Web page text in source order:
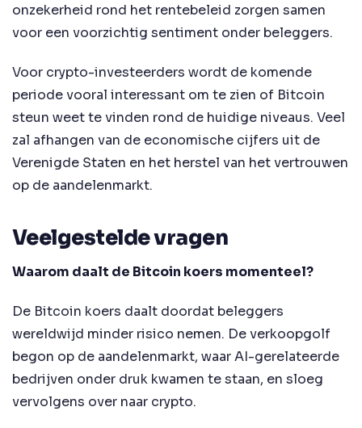
onzekerheid rond het rentebeleid zorgen samen
voor een voorzichtig sentiment onder beleggers.
Voor crypto-investeerders wordt de komende
periode vooral interessant om te zien of Bitcoin
steun weet te vinden rond de huidige niveaus. Veel
zal afhangen van de economische cijfers uit de
Verenigde Staten en het herstel van het vertrouwen
op de aandelenmarkt.
Veelgestelde vragen
Waarom daalt de Bitcoin koers momenteel?
De Bitcoin koers daalt doordat beleggers
wereldwijd minder risico nemen. De verkoopgolf
begon op de aandelenmarkt, waar AI-gerelateerde
bedrijven onder druk kwamen te staan, en sloeg
vervolgens over naar crypto.